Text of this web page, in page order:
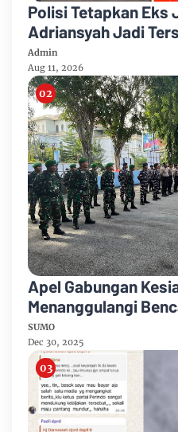
Polisi Tetapkan Eks
Adriansyah Jadi
Admin
Aug 11, 2026
Apel Gabungan
Menanggulangi
Bengkalis
SUMO
Dec 30, 2025